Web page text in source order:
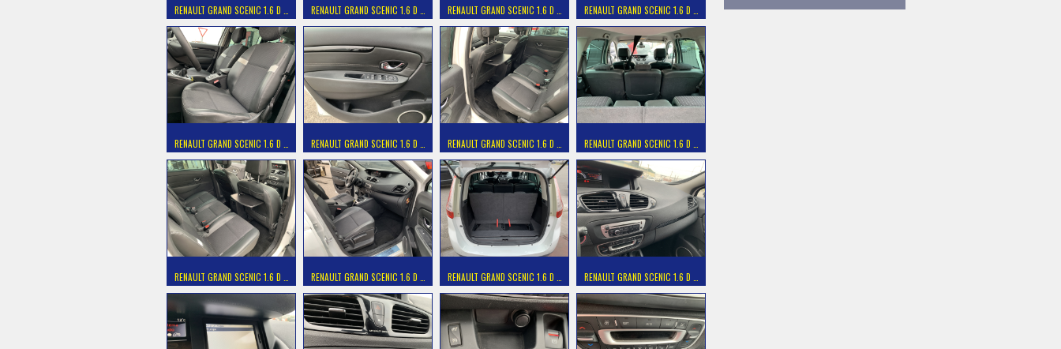
RENAULT GRAND SCENIC 1.6 D … RENAULT GRAND SCENIC 1.6 D … RENAULT GRAND SCENIC 1.6 D … RENAULT GRAND SCENIC 1.6 D …
RENAULT GRAND SCENIC 1.6 D … RENAULT GRAND SCENIC 1.6 D … RENAULT GRAND SCENIC 1.6 D … RENAULT GRAND SCENIC 1.6 D …
RENAULT GRAND SCENIC 1.6 D … RENAULT GRAND SCENIC 1.6 D … RENAULT GRAND SCENIC 1.6 D … RENAULT GRAND SCENIC 1.6 D …